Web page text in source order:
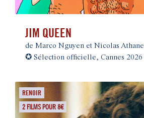
JIM QUEEN
de Marco Nguyen et Nicolas Athane
✪ Sélection officielle, Cannes 2026
RENOIR
2 FILMS POUR 8€